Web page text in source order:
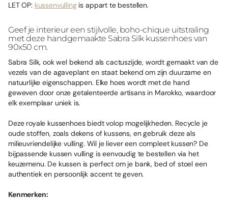
LET OP: kussenvullingis appart te bestellen.
Geef je interieur een stijlvolle, boho-chique uitstraling
met deze handgemaakte Sabra Silk kussenhoes van
90x50 cm.
Sabra Silk, ook wel bekend als cactuszijde, wordt gemaakt van de
vezels van de agaveplant en staat bekend om zijn duurzame en
natuurlijke eigenschappen. Elke hoes wordt met de hand
geweven door onze getalenteerde artisans in Marokko, waardoor
elk exemplaar uniek is.
Deze royale kussenhoes biedt volop mogelijkheden. Recycle je
oude stoffen, zoals dekens of kussens, en gebruik deze als
milieuvriendelijke vulling. Wil je liever een compleet kussen? De
bijpassende kussen vulling is eenvoudig te bestellen via het
keuzemenu. De kussen is perfect om je bank, bed of stoel een
authentiek en persoonlijk accent te geven.
Kenmerken: